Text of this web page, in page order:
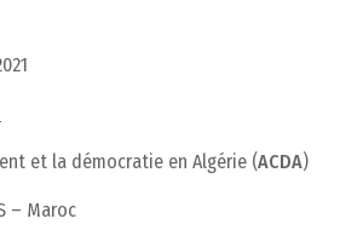
et la démocratie en Algérie (ACDA)
– Maroc